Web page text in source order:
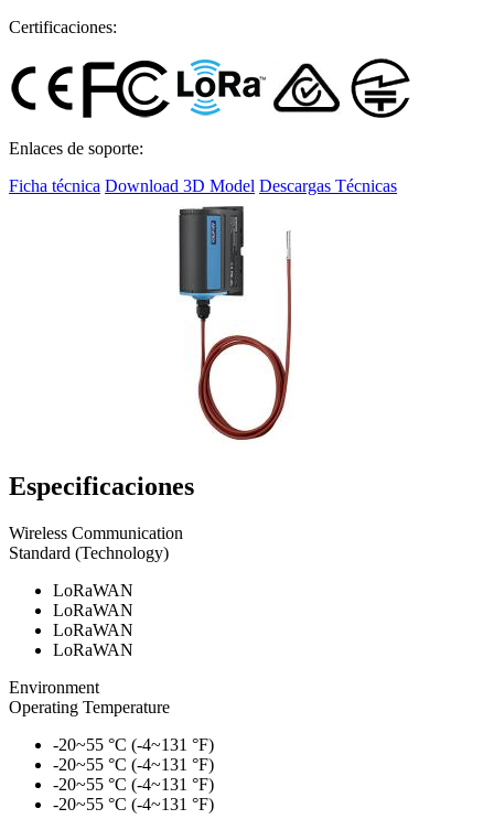
Certificaciones:
Enlaces de soporte:
Ficha técnica Download 3D Model Descargas Técnicas
Especificaciones
Wireless Communication
Standard (Technology)
LoRaWAN
LoRaWAN
LoRaWAN
LoRaWAN
Environment
Operating Temperature
-20~55 °C (-4~131 °F)
-20~55 °C (-4~131 °F)
-20~55 °C (-4~131 °F)
-20~55 °C (-4~131 °F)